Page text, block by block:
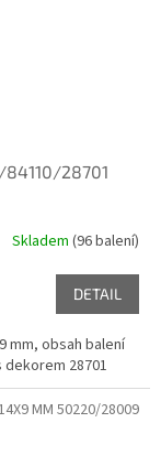
28701
Skladem (96 balení)
DETAIL
mm, obsah balení
28701
MM 50220/28009